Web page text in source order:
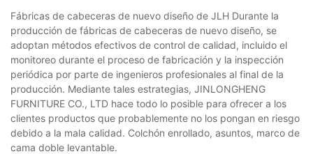
Fábricas de cabeceras de nuevo diseño de JLH Durante la
producción de fábricas de cabeceras de nuevo diseño, se
adoptan métodos efectivos de control de calidad, incluido el
monitoreo durante el proceso de fabricación y la inspección
periódica por parte de ingenieros profesionales al final de la
producción. Mediante tales estrategias, JINLONGHENG
FURNITURE CO., LTD hace todo lo posible para ofrecer a los
clientes productos que probablemente no los pongan en riesgo
debido a la mala calidad. Colchón enrollado, asuntos, marco de
cama doble levantable.